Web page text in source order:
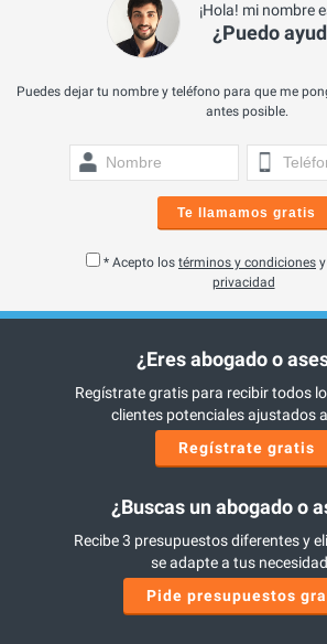
¡Hola! mi nombre
¿Puedo
Puedes dejar tu nombre y teléfono para que me
antes posible.
Te llamamos gratis
* Acepto los términos y condiciones
privacidad
¿Eres abogado o
Regístrate gratis para recibir todos
clientes potenciales ajustados
Regístrate gratis
¿Buscas un abogado o
Recibe 3 presupuestos diferentes y
se adapte a tus
Pide presupuestos